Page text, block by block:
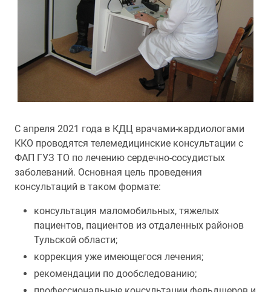
С апреля 2021 года в КДЦ врачами-кардиологами
ККО проводятся телемедицинские консультации с
ФАП ГУЗ ТО по лечению сердечно-сосудистых
заболеваний. Основная цель проведения
консультаций в таком формате:
консультация маломобильных, тяжелых
пациентов, пациентов из отдаленных районов
Тульской области;
коррекция уже имеющегося лечения;
рекомендации по дообследованию;